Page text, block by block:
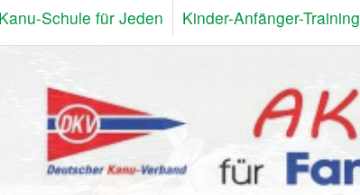
Kanu-Schule für Jeden Kinder-Anfänger-Training